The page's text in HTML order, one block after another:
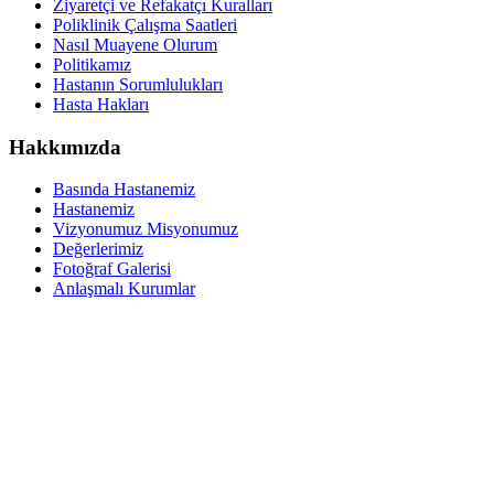
Ziyaretçi ve Refakatçı Kuralları
Poliklinik Çalışma Saatleri
Nasıl Muayene Olurum
Politikamız
Hastanın Sorumlulukları
Hasta Hakları
Hakkımızda
Basında Hastanemiz
Hastanemiz
Vizyonumuz Misyonumuz
Değerlerimiz
Fotoğraf Galerisi
Anlaşmalı Kurumlar